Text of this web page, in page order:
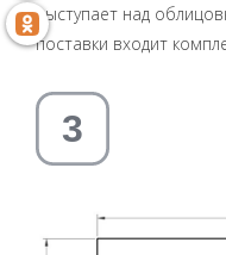
выступает над
поставки входит